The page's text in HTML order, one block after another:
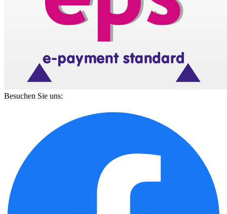
Besuchen Sie uns: